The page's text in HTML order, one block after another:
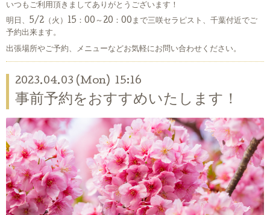
いつもご利用頂きましてありがとうございます！
明日、5/2（火）15：00～20：00まで三咲セラピスト、千葉付近でご
予約出来ます。
出張場所やご予約、メニューなどお気軽にお問い合わせください。
2023.04.03 (Mon) 15:16
事前予約をおすすめいたします！